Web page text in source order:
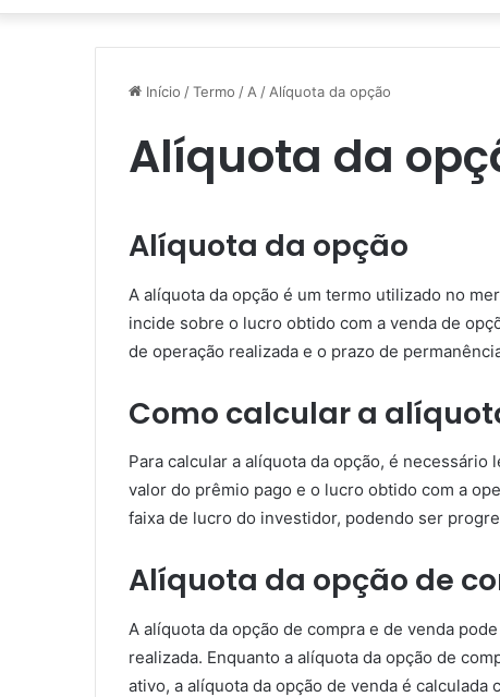
Início /Termo / A / Alíquota da opção
Alíquota da
Alíquota da opção
A alíquota da opção é um termo utilizado no
incide sobre o lucro obtido com a venda de
de operação realizada e o prazo de
Como calcular a
Para calcular a alíquota da opção, é
valor do prêmio pago e o lucro obtido com a
faixa de lucro do investidor, podendo ser
Alíquota da opção de
A alíquota da opção de compra e de venda
realizada. Enquanto a alíquota da opção de
ativo, a alíquota da opção de venda é